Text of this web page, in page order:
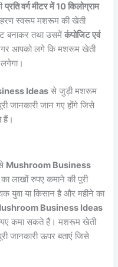
प्रति वर्ग मीटर में 10 किलोग्राम
स्वरूप मशरूम की खेती
बनाकर तथा उसमेंकंपोजिट एवं
आपको लगे कि मशरूम खेती
Ideas से जुड़ी मशरूम
जानकारी जान गए होंगे जिसे
हैं।
Mushroom Business
लाखों रुपए कमाने की पूरी
युवा या किसान है और महीने का
Business Ideas
कमा सकते हैं। मशरूम खेती
जानकारी ऊपर बताएं जिसे